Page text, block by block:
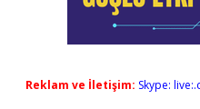
Reklam ve İletişim: Skype: